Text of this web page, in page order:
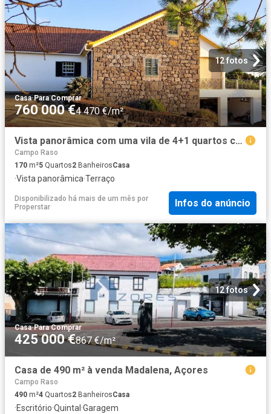
12 fotos
Casa·Para Comprar
760 000 €4 470 €/m²
Vista panorâmica com uma vila de 4+1 quartos com vista para o mar na Ilha Pico
Campo Raso
170 m²5 Quartos2 BanheirosCasa
·Vista panorâmica·Terraço
Disponibilizado há mais de um mês por
Properstar
Infos do anúncio
12 fotos
Casa·Para Comprar
425 000 €867 €/m²
Casa de 490 m² à venda Madalena, Açores
Campo Raso
490 m²4 Quartos2 BanheirosCasa
·Escritório·Quintal ·Garagem